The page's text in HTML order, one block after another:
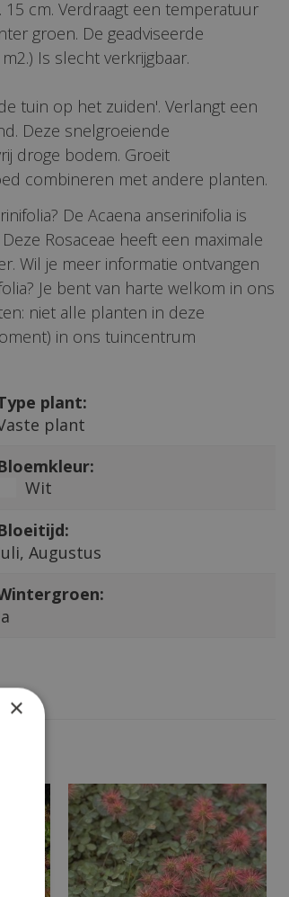
15 cm. Verdraagt een temperatuur
groen. De geadviseerde
Is slecht verkrijgbaar.
tuin op het zuiden'. Verlangt een
Deze snelgroeiende
droge bodem. Groeit
combineren met andere planten.
De Acaena anserinifolia is
Rosaceae heeft een maximale
Wil je meer informatie ontvangen
Je bent van harte welkom in ons
niet alle planten in deze
in ons tuincentrum
plant:
plant
Wit
Augustus
×